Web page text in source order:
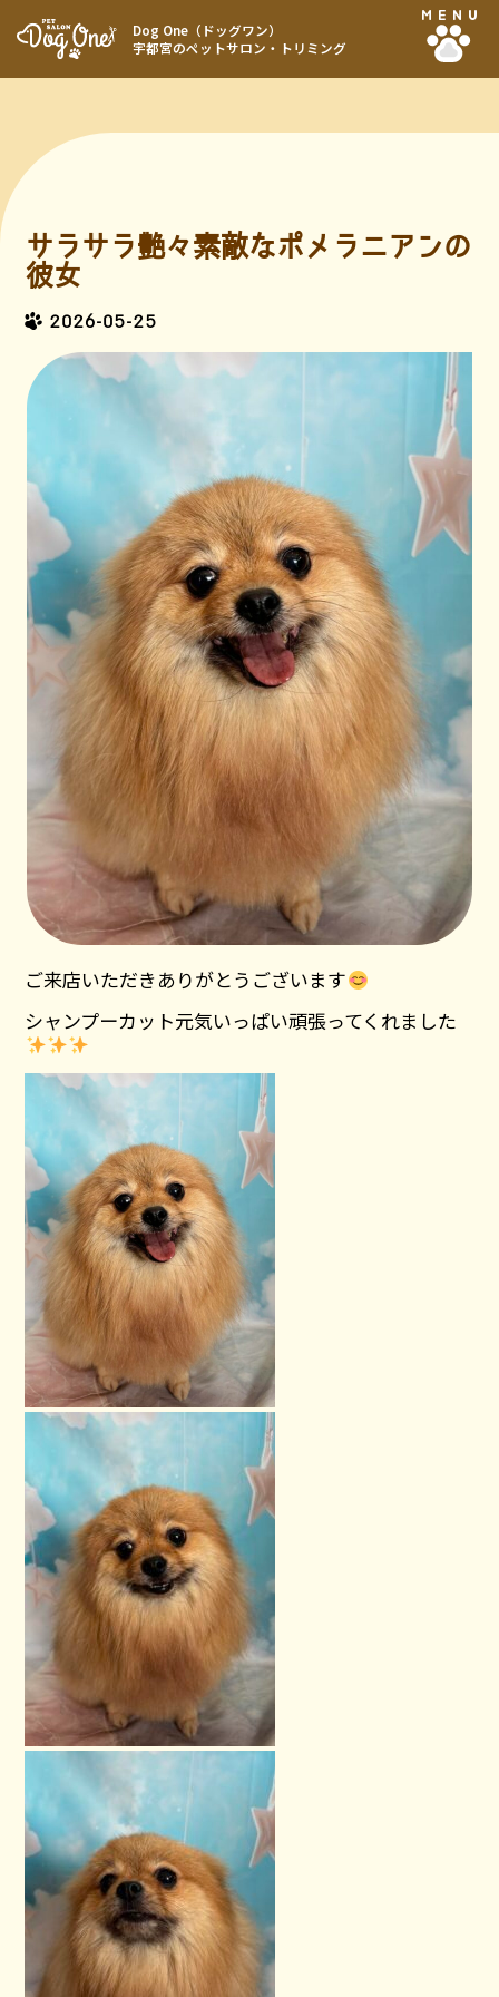
Dog One（ドッグワン）
宇都宮のペットサロン・トリミング
MENU
サラサラ艶々素敵なポメラニアンの
彼女
2026-05-25
ご来店いただきありがとうございます
シャンプーカット元気いっぱい頑張ってくれました